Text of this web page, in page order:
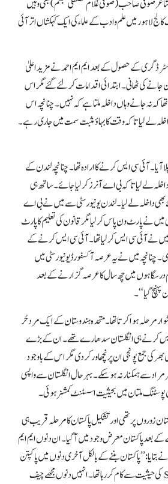
شاعر صوفی صاحب(صوفی غلام مصطفی تبسم) بھی وہیں
لاہور میں علم وادب کے علماء کی ایک کہکشاں اتر آئی
ڈگری کے حصول کے بعد ایم ایم احمدنے مزید اعلیٰ
جانے کی ٹھانی۔ ابتدائی اقدامات کر لئے گئے مگر اس
نہ جانے وہاں داخلہ ملتا ہے کہ نہیں۔ چنانچہ اس
لے لیا تا کہ وقت کا بہاؤ مثبت سمت میں جاری رہے۔
چلا آیا۔ آئی سی ایس کرنے کا ارادہ تھا۔ چنانچہ لندن کے
لے لیا تا کہ بی اے آنرز کر لیا جائے۔ ساتھ ہی
بھی داخلہ لے لیا۔ لندن یونیورسٹی سے میں نے بی اے
میں نے پارٹ ون پاس کرلیا مگر قانون کی تعلیم کا پارٹ
میں نے آئی سی ایس کر لیا تھا۔ آئی سی ایس کرنے کے
چنانچہ میں نے یہ عرصہ آکسفورڈ یونیورسٹی میں
درسگاہوں میں چھ سال کا عرصہ گزارنے کے بعد
مرحلہ ہوا کرتا تھا۔ متحدہ ہندوستان کے ایک مرد حُر
سی ایس کرنے ہی انگلستان سدھارے تھے۔ ان کے بڑے
کی جمع پونجی ان پرنچھاور کر دی مگر اس کے باوجود
سے ہمکنار نہ ہو سکے۔ بہرحال انگلستان سے واپسی
پوسٹنگ ملتان میں بحیثیت اسسٹنٹ کمشنر ہوئی۔
زوروں پر تھی اور تشکیل پاکستان کا مرحلہ قریب ہی
بعد پاکستان معرض وجود میں آ گیا۔ ان دنوں ایم ایم
’’پاکستان بننے کے بالکل آخری دنوں میں پاکپتن
میں Settlement Officer کی حیثیت سے کام کر رہا تھا۔ انہیں دنوں مجھے چیف